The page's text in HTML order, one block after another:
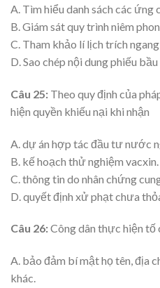
A. Tìm hiểu danh sách các ứng
B. Giám sát quy trình niêm
C. Tham khảo lí lịch trích
D. Sao chép nội dung phiếu
Câu 25: Theo quy định của
hiện quyền khiếu nại khi nhận
A. dự án hợp tác đầu tư nước
B. kế hoạch thử nghiệm vacxin.
C. thông tin do nhân chứng
D. quyết định xử phạt chưa
Câu 26:Công dân thực hiện
A. bảo đảm bí mật họ tên, địa
khác.